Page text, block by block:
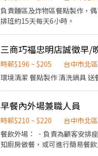
負責麵區及炸物區餐點製作，
排班約15天每天6小時。
三商巧福忠明店誠徵早/
時薪$196 ~ $205
台中市北區
環境清潔 餐點製作 清洗鍋具 送
早餐內外場兼職人員
時薪$210 ~ $220
台中市北區
餐飲外場： ．負責為顧客安排
知廚房做餐，或可進行簡易餐